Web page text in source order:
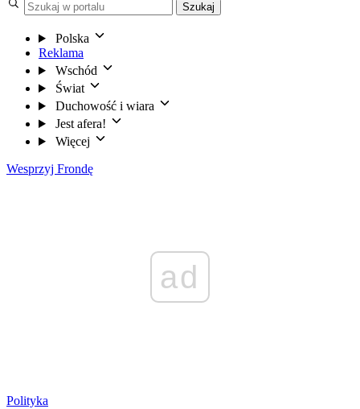
Szukaj
Polska
Reklama
Wschód
Świat
Duchowość i wiara
Jest afera!
Więcej
Wesprzyj Frondę
ad
Polityka